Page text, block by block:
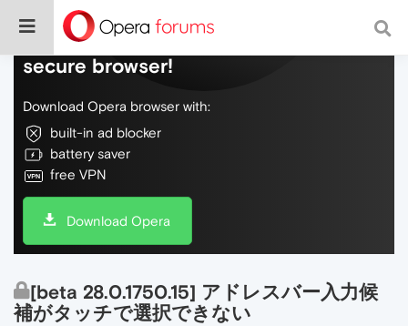
Do more on the web, with a fast and
secure browser!
Download Opera browser with:
built-in ad blocker
battery saver
free VPN
Download Opera
[beta 28.0.1750.15] アドレスバー入力候
補がタッチで選択できない